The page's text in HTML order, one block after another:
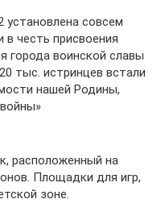
установлена совсем
в честь присвоения
города воинской славы
тыс. истринцев встали
нашей Родины,
расположенный на
Площадки для игр,
зоне.